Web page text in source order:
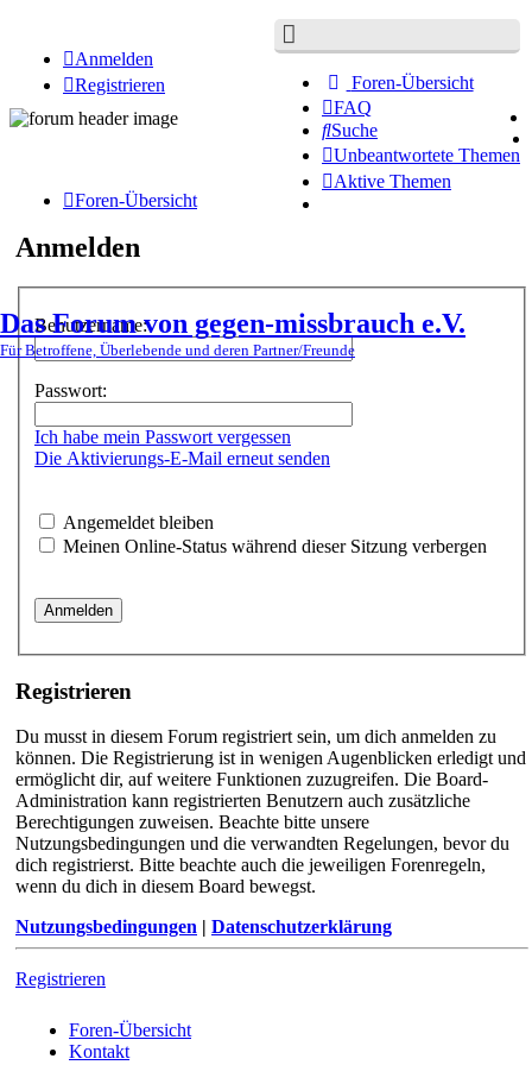
Foren-Übersicht
FAQ
Suche
Unbeantwortete Themen
Aktive Themen
Anmelden
Registrieren
Das Forum von gegen-missbrauch e.V.
Für Betroffene, Überlebende und deren Partner/Freunde
Foren-Übersicht
Anmelden
Benutzername:
Passwort:
Ich habe mein Passwort vergessen
Die Aktivierungs-E-Mail erneut senden
Angemeldet bleiben
Meinen Online-Status während dieser Sitzung verbergen
Registrieren
Du musst in diesem Forum registriert sein, um dich anmelden zu
können. Die Registrierung ist in wenigen Augenblicken erledigt und
ermöglicht dir, auf weitere Funktionen zuzugreifen. Die Board-
Administration kann registrierten Benutzern auch zusätzliche
Berechtigungen zuweisen. Beachte bitte unsere
Nutzungsbedingungen und die verwandten Regelungen, bevor du
dich registrierst. Bitte beachte auch die jeweiligen Forenregeln,
wenn du dich in diesem Board bewegst.
Nutzungsbedingungen
Datenschutzerklärung
Registrieren
Foren-Übersicht
Kontakt